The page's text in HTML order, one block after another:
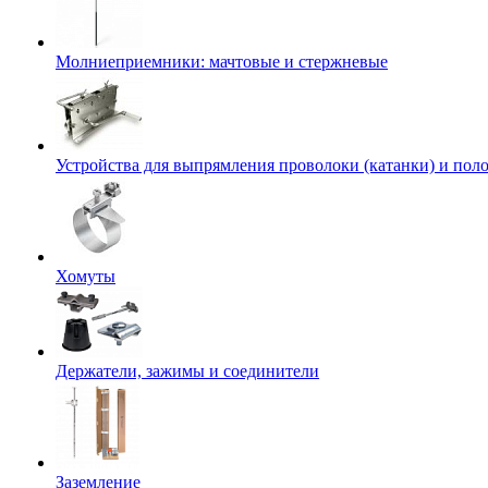
Молниеприемники: мачтовые и стержневые
Устройства для выпрямления проволоки (катанки) и
Хомуты
Держатели, зажимы и соединители
Заземление